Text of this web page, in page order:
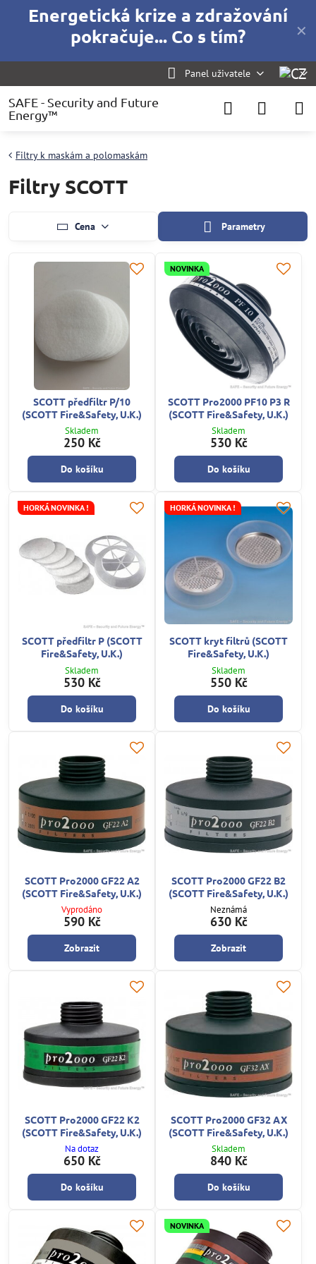
✕
Energetická krize a zdražování
pokračuje... Co s tím?
Panel uživatele
SAFE - Security and Future
Energy™
Filtry k maskám a polomaskám
Filtry SCOTT
Cena Parametry
SCOTT předfiltr P/10
(SCOTT Fire&Safety, U.K.)
Skladem
250 Kč
Do košíku
NOVINKA
SCOTT Pro2000 PF10 P3 R
(SCOTT Fire&Safety, U.K.)
Skladem
530 Kč
Do košíku
HORKÁ NOVINKA !
SCOTT předfiltr P (SCOTT
Fire&Safety, U.K.)
Skladem
530 Kč
Do košíku
HORKÁ NOVINKA !
SCOTT kryt filtrů (SCOTT
Fire&Safety, U.K.)
Skladem
550 Kč
Do košíku
SCOTT Pro2000 GF22 A2
(SCOTT Fire&Safety, U.K.)
Vyprodáno
590 Kč
Zobrazit
SCOTT Pro2000 GF22 B2
(SCOTT Fire&Safety, U.K.)
Neznámá
630 Kč
Zobrazit
SCOTT Pro2000 GF22 K2
(SCOTT Fire&Safety, U.K.)
Na dotaz
650 Kč
Do košíku
SCOTT Pro2000 GF32 AX
(SCOTT Fire&Safety, U.K.)
Skladem
840 Kč
Do košíku
NOVINKA